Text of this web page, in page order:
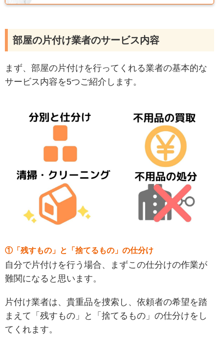
部屋の片付け業者のサービス内容
まず、部屋の片付けを行ってくれる業者の基本的な
サービス内容を5つご紹介します。
①「残すもの」と「捨てるもの」の仕分け
自分で片付けを行う場合、まずこの仕分けの作業が
難関になると思います。
片付け業者は、貴重品を捜索し、依頼者の希望を踏
まえて「残すもの」と「捨てるもの」の仕分けをし
てくれます。